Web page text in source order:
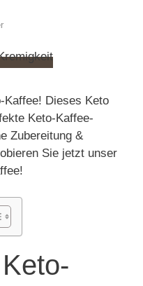
Kaffee! Dieses Keto
Keto-Kaffee-
Zubereitung &
Sie jetzt unser